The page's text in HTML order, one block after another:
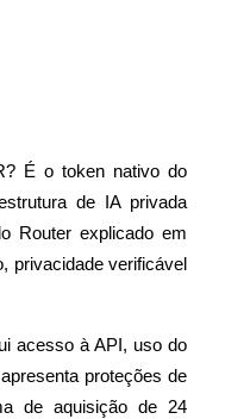
É o token nativo do
de IA privada
Router explicado em
privacidade verificável
acesso à API, uso do
proteções de
de aquisição de 24